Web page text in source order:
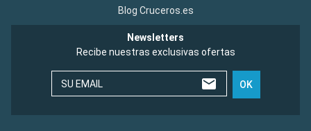
Blog Cruceros.es
Newsletters
Recibe nuestras exclusivas ofertas
SU EMAIL OK